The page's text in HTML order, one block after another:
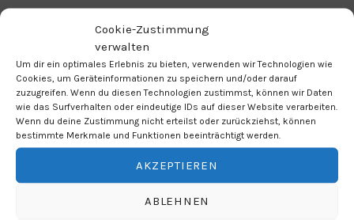
Cookie-Zustimmung
verwalten
Um dir ein optimales Erlebnis zu bieten, verwenden wir Technologien wie
Cookies, um Geräteinformationen zu speichern und/oder darauf
zuzugreifen. Wenn du diesen Technologien zustimmst, können wir Daten
wie das Surfverhalten oder eindeutige IDs auf dieser Website verarbeiten.
Wenn du deine Zustimmung nicht erteilst oder zurückziehst, können
bestimmte Merkmale und Funktionen beeinträchtigt werden.
AKZEPTIEREN
ABLEHNEN
OKT. 2026